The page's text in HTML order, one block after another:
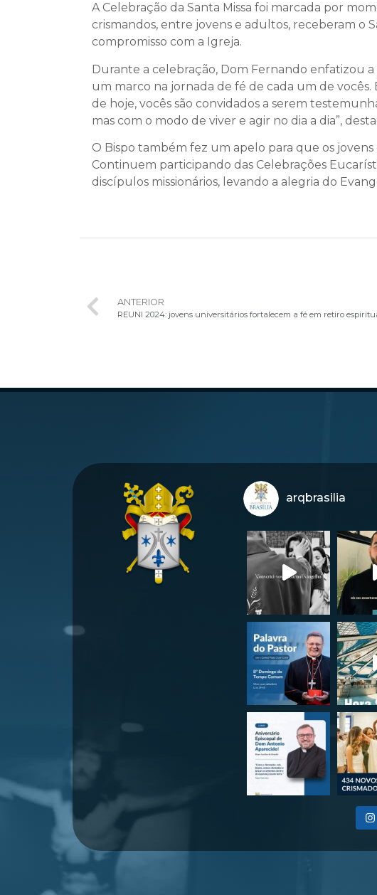
A Celebração da Santa Missa foi marcada por
crismandos, entre jovens e adultos, receberam o
compromisso com a Igreja.
Durante a celebração, Dom Fernando enfatizou a
um marco na jornada de fé de cada um de
de hoje, vocês são convidados a serem
mas com o modo de viver e agir no dia a dia”,
O Bispo também fez um apelo para que os
Continuem participando das Celebrações
discípulos missionários, levando a alegria do
ANTERIOR
REUNI 2024: jovens universitários fortalecem a fé em retiro
arqbrasilia